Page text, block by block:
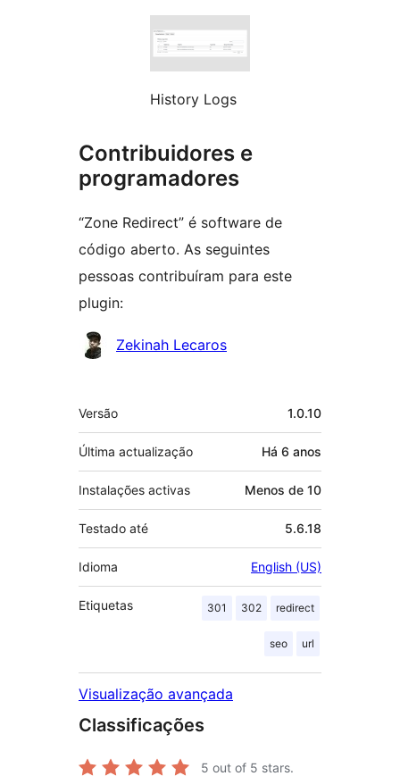
History Logs
Contribuidores e
programadores
“Zone Redirect” é software de
código aberto. As seguintes
pessoas contribuíram para este
plugin:
Contribuidores
Zekinah Lecaros
Metadados
Versão 1.0.10
Última actualização Há 6 anos
Instalações activas Menos de 10
Testado até 5.6.18
Idioma English (US)
Etiquetas 301 302 redirect
seo url
Visualização avançada
Classificações
5 out of 5 stars.